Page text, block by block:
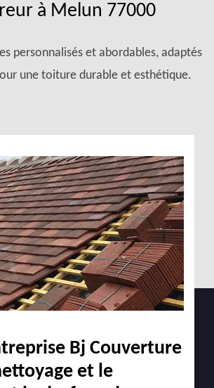
à Melun 77000
personnalisés et abordables, adaptés
une toiture durable et esthétique.
Bj Couverture
et le